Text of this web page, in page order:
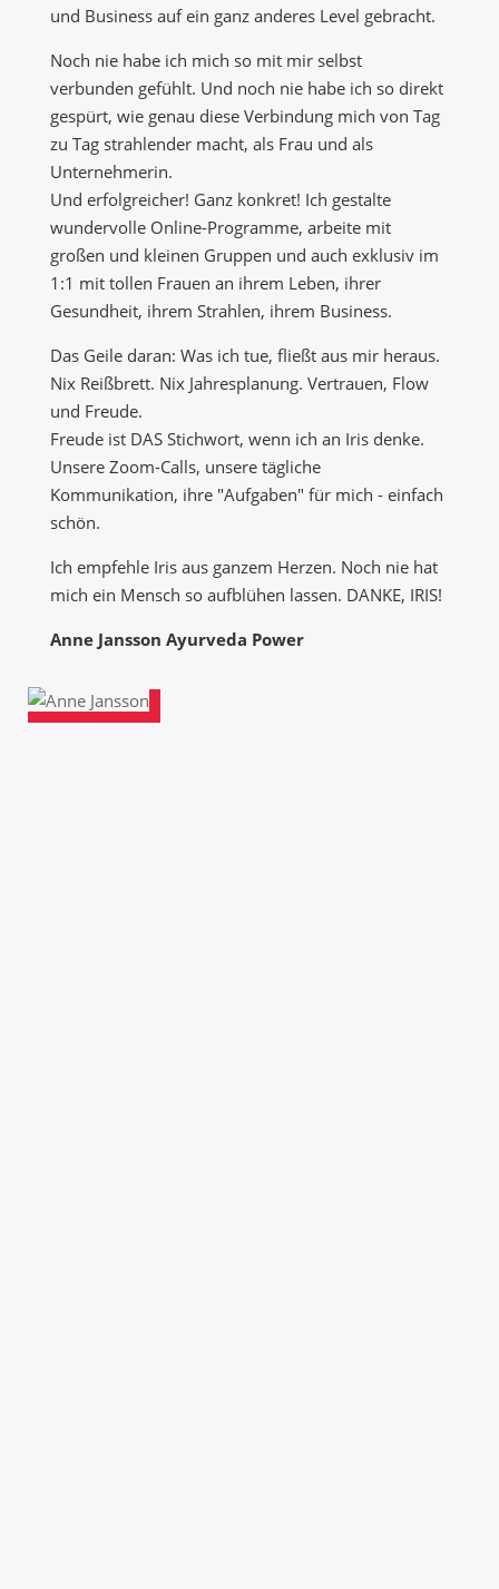
und Business auf ein ganz anderes Level gebracht.
Noch nie habe ich mich so mit mir selbst
verbunden gefühlt. Und noch nie habe ich so direkt
gespürt, wie genau diese Verbindung mich von Tag
zu Tag strahlender macht, als Frau und als
Unternehmerin.
Und erfolgreicher! Ganz konkret! Ich gestalte
wundervolle Online-Programme, arbeite mit
großen und kleinen Gruppen und auch exklusiv im
1:1 mit tollen Frauen an ihrem Leben, ihrer
Gesundheit, ihrem Strahlen, ihrem Business.
Das Geile daran: Was ich tue, fließt aus mir heraus.
Nix Reißbrett. Nix Jahresplanung. Vertrauen, Flow
und Freude.
Freude ist DAS Stichwort, wenn ich an Iris denke.
Unsere Zoom-Calls, unsere tägliche
Kommunikation, ihre "Aufgaben" für mich - einfach
schön.
Ich empfehle Iris aus ganzem Herzen. Noch nie hat
mich ein Mensch so aufblühen lassen. DANKE, IRIS!
Anne Jansson Ayurveda Power